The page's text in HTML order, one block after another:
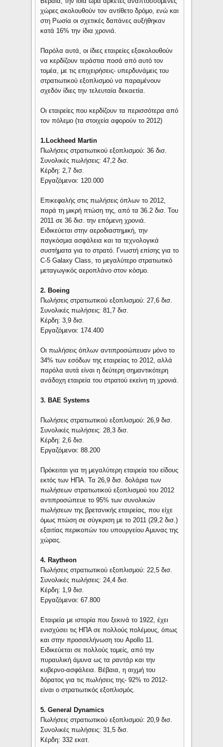
χώρες ακολουθούν τον αντίθετο δρόμο, ενώ και
στη Ρωσία οι σχετικές δαπάνες αυξήθηκαν
κατά 16% την ίδια χρονιά.
Παρόλα αυτά, οι ίδιες εταιρείες εξακολουθούν
να κερδίζουν τεράστια ποσά από αυτό τον
τομέα, με τις επιχειρήσεις- υπερδυνάμεις του
στρατιωτικού εξοπλισμού να παραμένουν
σχεδόν ίδιες την τελευταία δεκαετία.
Οι εταιρείες που κερδίζουν τα περισσότερα από
τον πόλεμο (τα στοιχεία αφορούν το 2012)
1.Lockheed Martin
Πωλήσεις στρατιωτικού εξοπλισμού: 36 δισ.
Συνολικές πωλήσεις: 47,2 δισ.
Κέρδη: 2,7 δισ.
Εργαζόμενοι: 120.000
Επικεφαλής στις πωλήσεις όπλων το 2012,
παρά τη μικρή πτώση της, από τα 36.2 δισ. Του
2011 σε 36 δισ. την επόμενη χρονιά.
Ειδικεύεται στην αεροδιαστημική, την
παγκόσμια ασφάλεια και τα τεχνολογικά
συστήματα για το στρατό. Γνωστή επίσης για το
C-5 Galaxy Class, το μεγαλύτερο στρατιωτικό
μεταγωγικός αεροπλάνο στον κόσμο.
2. Βοeing
Πωλήσεις στρατιωτικού εξοπλισμού: 27,6 δισ.
Συνολικές πωλήσεις: 81,7 δισ.
Κέρδη: 3,9 δισ.
Εργαζόμενοι: 174.400
Οι πωλήσεις όπλων αντιπροσώπευαν μόνο το
34% των εσόδων της εταιρείας το 2012, αλλά
παρόλα αυτά είναι η δεύτερη σημαντικότερη
ανάδοχη εταιρεία του στρατού εκείνη τη χρονιά.
3. BAE Systems
Πωλήσεις στρατιωτικού εξοπλισμού: 26,9 δισ.
Συνολικές πωλήσεις: 28,3 δισ.
Κέρδη: 2,6 δισ.
Εργαζόμενοι: 88.200
Πρόκειται για τη μεγαλύτερη εταιρεία του είδους
εκτός των ΗΠΑ. Τα 26,9 δισ. δολάρια των
πωλήσεων στρατιωτικού εξοπλισμού του 2012
αντιπροσώπευε το 95% των συνολικών
πωλήσεων της βρετανικής εταιρείας, που είχε
όμως πτώση σε σύγκριση με το 2011 (29,2 δισ.)
εξαιτίας περικοπών του υπουργείου Αμυνας της
χώρας.
4. Raytheon
Πωλήσεις στρατιωτικού εξοπλισμού: 22,5 δισ.
Συνολικές πωλήσεις: 24,4 δισ.
Κέρδη: 1,9 δισ.
Εργαζόμενοι: 67.800
Εταιρεία με ιστορία που ξεκινά το 1922, έχει
ενισχύσει τις ΗΠΑ σε πολλούς πολέμους, όπως
και στην προσσελήνωση του Apollo 11.
Ειδικεύεται σε πολλούς τομείς, από την
πυραυλική άμυνα ως τα ραντάρ και την
κυβερνο-ασφάλεια. Βέβαια, η αιχμή του
δόρατος για τις πωλήσεις της- 92% το 2012-
είναι ο στρατιωτικός εξοπλισμός.
5. General Dynamics
Πωλήσεις στρατιωτικού εξοπλισμού: 20,9 δισ.
Συνολικές πωλήσεις: 31,5 δισ.
Κέρδη: 332 εκατ.